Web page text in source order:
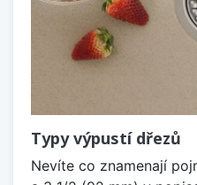
Typy výpustí dřezů
Nevíte co znamenají